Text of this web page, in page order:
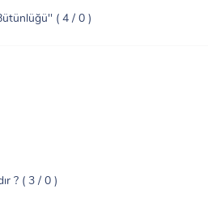
( 4 / 0 )
? ( 3 / 0 )